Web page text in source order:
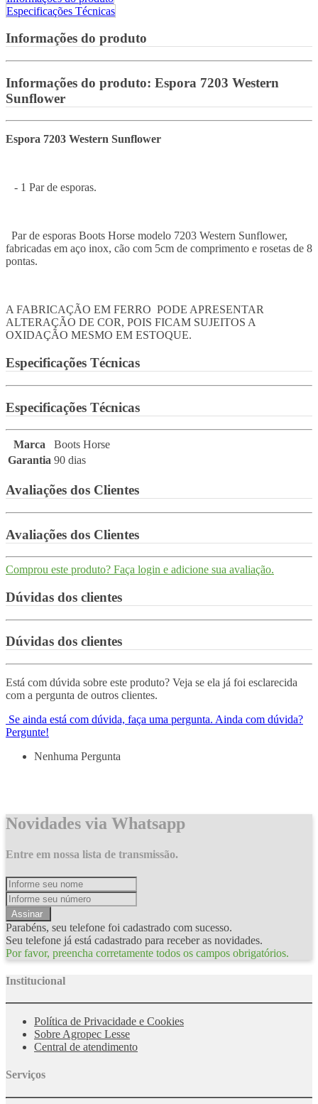
Especificações Técnicas
Informações do produto
Informações do produto: Espora 7203 Western
Sunflower
Espora 7203 Western Sunflower
- 1 Par de esporas.
Par de esporas Boots Horse modelo 7203 Western Sunflower,
fabricadas em aço inox, cão com 5cm de comprimento e rosetas de 8
pontas.
A FABRICAÇÃO EM FERRO PODE APRESENTAR
ALTERAÇÃO DE COR, POIS FICAM SUJEITOS A
OXIDAÇÃO MESMO EM ESTOQUE.
Especificações Técnicas
Especificações Técnicas
Marca
Boots Horse
Garantia 90 dias
Avaliações dos Clientes
Avaliações dos Clientes
Comprou este produto? Faça login e adicione sua avaliação.
Dúvidas dos clientes
Dúvidas dos clientes
Está com dúvida sobre este produto? Veja se ela já foi esclarecida
com a pergunta de outros clientes.
Se ainda está com dúvida, faça uma pergunta. Ainda com dúvida?
Pergunte!
Nenhuma Pergunta
Novidades via Whatsapp
Entre em nossa lista de transmissão.
Assinar
Parabéns, seu telefone foi cadastrado com sucesso.
Seu telefone já está cadastrado para receber as novidades.
Por favor, preencha corretamente todos os campos obrigatórios.
Institucional
Política de Privacidade e Cookies
Sobre Agropec Lesse
Central de atendimento
Serviços